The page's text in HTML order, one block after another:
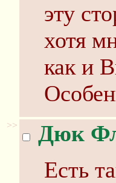
эту
хотя
как и
>> Дюк
Есть